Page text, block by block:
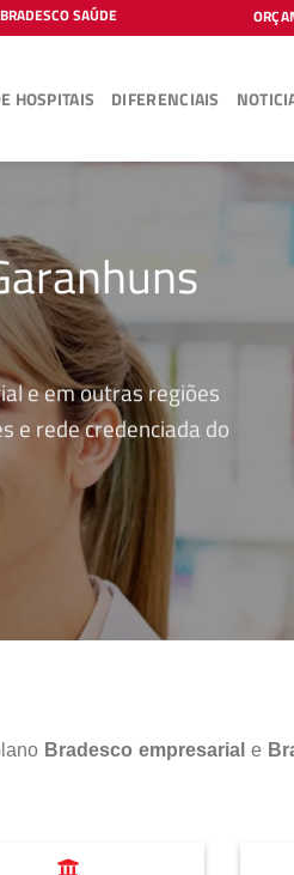
SAÚDE
HOSPITAIS DIFERENCIAIS
e em outras regiões
e rede credenciada do
Bradesco empresarial e